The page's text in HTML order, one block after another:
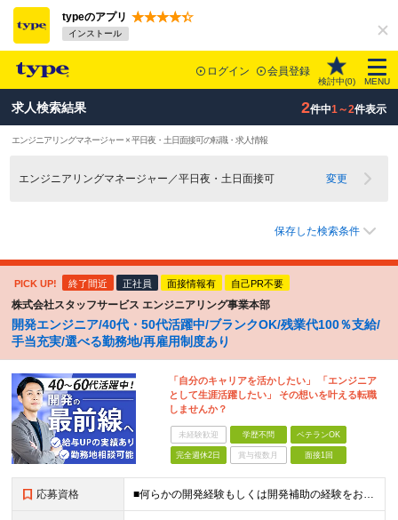
typeのアプリ
インストール
ログイン 会員登録
検討中(0) MENU
求人検索結果 2件中1～2件表示
エンジニアリングマネージャー × 平日夜・土日面接可の転職・求人情報
エンジニアリングマネージャー／平日夜・土日面接可 変更
保存した検索条件
PICK UP! 終了間近 正社員 面接情報有 自己PR不要
株式会社スタッフサービス エンジニアリング事業本部
開発エンジニア/40代・50代活躍中/ブランクOK/残業代100％支給/
手当充実/選べる勤務地/再雇用制度あり
「自分のキャリアを活かしたい」 「エンジニア
として生涯活躍したい」 その想いを叶える転職
しませんか？
未経験歓迎 学歴不問 ベテランOK
完全週休2日 賞与複数月 面接1回
応募資格 ■何らかの開発経験もしくは開発補助の経験をお持ちの方 ■学歴不問 ★ブランクのある方、地方在住の方も大歓迎です！